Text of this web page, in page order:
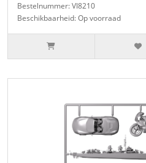
Bestelnummer: VI8210
Beschikbaarheid: Op voorraad